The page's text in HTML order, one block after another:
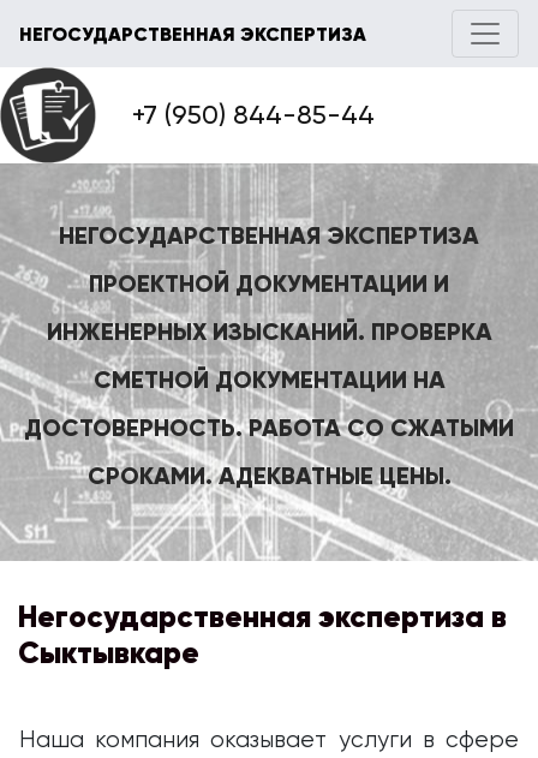
НЕГОСУДАРСТВЕННАЯ ЭКСПЕРТИЗА
+7 (950) 844-85-44
НЕГОСУДАРСТВЕННАЯ ЭКСПЕРТИЗА
ПРОЕКТНОЙ ДОКУМЕНТАЦИИ И
ИНЖЕНЕРНЫХ ИЗЫСКАНИЙ. ПРОВЕРКА
СМЕТНОЙ ДОКУМЕНТАЦИИ НА
ДОСТОВЕРНОСТЬ. РАБОТА СО СЖАТЫМИ
СРОКАМИ. АДЕКВАТНЫЕ ЦЕНЫ.
Негосударственная экспертиза в
Сыктывкаре
Наша компания оказывает услуги в сфере